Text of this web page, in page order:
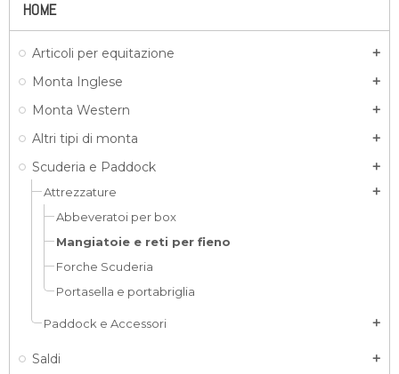
HOME
Articoli per equitazione add
Monta Inglese add
Monta Western add
Altri tipi di monta add
Scuderia e Paddock add
Attrezzature add
Abbeveratoi per box
Mangiatoie e reti per fieno
Forche Scuderia
Portasella e portabriglia
Paddock e Accessori add
Saldi add